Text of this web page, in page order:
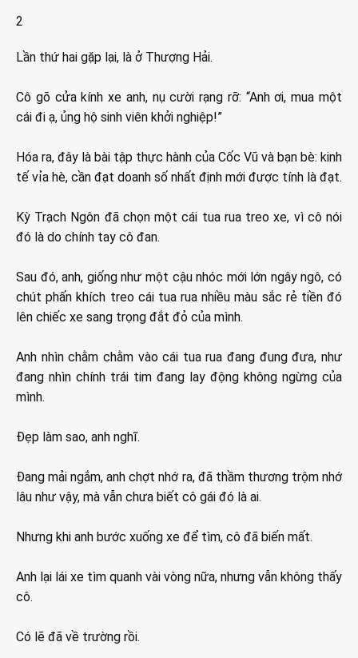
2
Lần thứ hai gặp lại, là ở Thượng Hải.
Cô gõ cửa kính xe anh, nụ cười rạng rỡ: “Anh ơi, mua một
cái đi ạ, ủng hộ sinh viên khởi nghiệp!”
Hóa ra, đây là bài tập thực hành của Cốc Vũ và bạn bè: kinh
tế vỉa hè, cần đạt doanh số nhất định mới được tính là đạt.
Kỳ Trạch Ngôn đã chọn một cái tua rua treo xe, vì cô nói
đó là do chính tay cô đan.
Sau đó, anh, giống như một cậu nhóc mới lớn ngây ngô, có
chút phấn khích treo cái tua rua nhiều màu sắc rẻ tiền đó
lên chiếc xe sang trọng đắt đỏ của mình.
Anh nhìn chằm chằm vào cái tua rua đang đung đưa, như
đang nhìn chính trái tim đang lay động không ngừng của
mình.
Đẹp làm sao, anh nghĩ.
Đang mải ngắm, anh chợt nhớ ra, đã thầm thương trộm nhớ
lâu như vậy, mà vẫn chưa biết cô gái đó là ai.
Nhưng khi anh bước xuống xe để tìm, cô đã biến mất.
Anh lại lái xe tìm quanh vài vòng nữa, nhưng vẫn không thấy
cô.
Có lẽ đã về trường rồi.